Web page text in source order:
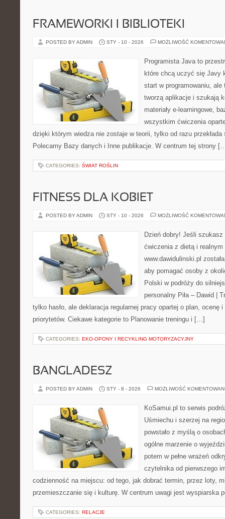
FRAMEWORKI I BIBLIOTEKI
POSTED BY ADMIN STY - 10 - 2026 MOŻLIWOŚĆ
Programista Java to
które chcą uczyć się Javy
start w programowaniu,
tworzą aplikacje i szukają
materiały e-learningowe,
wszystkim ćwiczenia
dzięki którym wiedza nie zostaje w teorii, tylko od razu
Polecamy Bazy danych i Inne publikacje. W centrum tej strony
CATEGORIES: ŚWIAT ROŚLIN
FITNESS DLA KOBIET
POSTED BY ADMIN STY - 10 - 2026 MOŻLIWOŚĆ
Dzień dobry! Jeśli
ćwiczenia z dietą i
www.dawidulinski.pl
aby pomagać osoby z
Polski w podróży do
personalny Piła – Dawid |
tylko hasło, ale deklaracja regularnej pracy opartej o plan, ocenę
priorytetów. Ciekawe kategorie to Planowanie treningu i […]
CATEGORIES: EKO-OPONY I RECYKLING MOTORYZACYJNY
BANGLADESZ
POSTED BY ADMIN STY - 8 - 2026 MOŻLIWOŚĆ
KoSamui.pl to serwis
Uśmiechu i szerzej na
powstało z myślą o
ogólne marzenie o
potem w pełne wrażeń
czytelnika od pierwszego
codzienność na miejscu: od tego, jak dobrać termin, przez loty,
przemieszczanie się i kulturę. W centrum uwagi jest wyspiarska
CATEGORIES: RELACJE